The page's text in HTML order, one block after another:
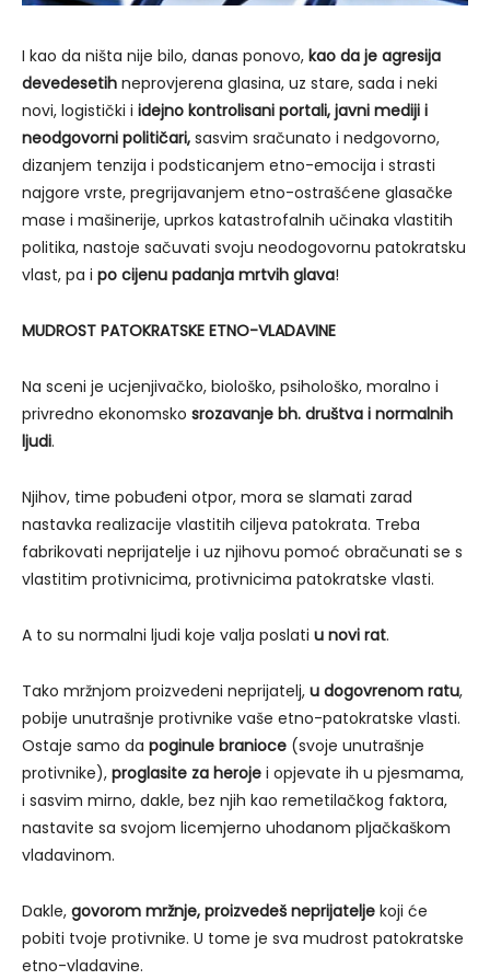
I kao da ništa nije bilo, danas ponovo, kao da je agresija
devedesetih neprovjerena glasina, uz stare, sada i neki
novi, logistički i idejno kontrolisani portali, javni mediji i
neodgovorni političari, sasvim sračunato i nedgovorno,
dizanjem tenzija i podsticanjem etno-emocija i strasti
najgore vrste, pregrijavanjem etno-ostrašćene glasačke
mase i mašinerije, uprkos katastrofalnih učinaka vlastitih
politika, nastoje sačuvati svoju neodogovornu patokratsku
vlast, pa i po cijenu padanja mrtvih glava!
MUDROST PATOKRATSKE ETNO-VLADAVINE
Na sceni je ucjenjivačko, biološko, psihološko, moralno i
privredno ekonomsko srozavanje bh. društva i normalnih
ljudi.
Njihov, time pobuđeni otpor, mora se slamati zarad
nastavka realizacije vlastitih ciljeva patokrata. Treba
fabrikovati neprijatelje i uz njihovu pomoć obračunati se s
vlastitim protivnicima, protivnicima patokratske vlasti.
A to su normalni ljudi koje valja poslati u novi rat.
Tako mržnjom proizvedeni neprijatelj, u dogovrenom ratu,
pobije unutrašnje protivnike vaše etno-patokratske vlasti.
Ostaje samo da poginule branioce (svoje unutrašnje
protivnike), proglasite za heroje i opjevate ih u pjesmama,
i sasvim mirno, dakle, bez njih kao remetilačkog faktora,
nastavite sa svojom licemjerno uhodanom pljačkaškom
vladavinom.
Dakle, govorom mržnje, proizvedeš neprijatelje koji će
pobiti tvoje protivnike. U tome je sva mudrost patokratske
etno-vladavine.